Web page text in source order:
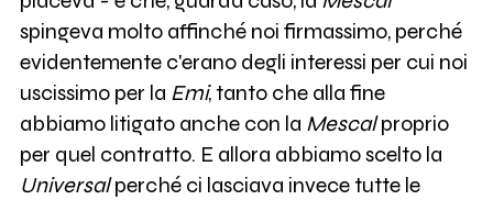
spingeva molto affinché noi firmassimo, perché
evidentemente c'erano degli interessi per cui noi
uscissimo per la Emi, tanto che alla fine
abbiamo litigato anche con la Mescalproprio
per quel contratto. E allora abbiamo scelto la
Universalperché ci lasciava invece tutte le